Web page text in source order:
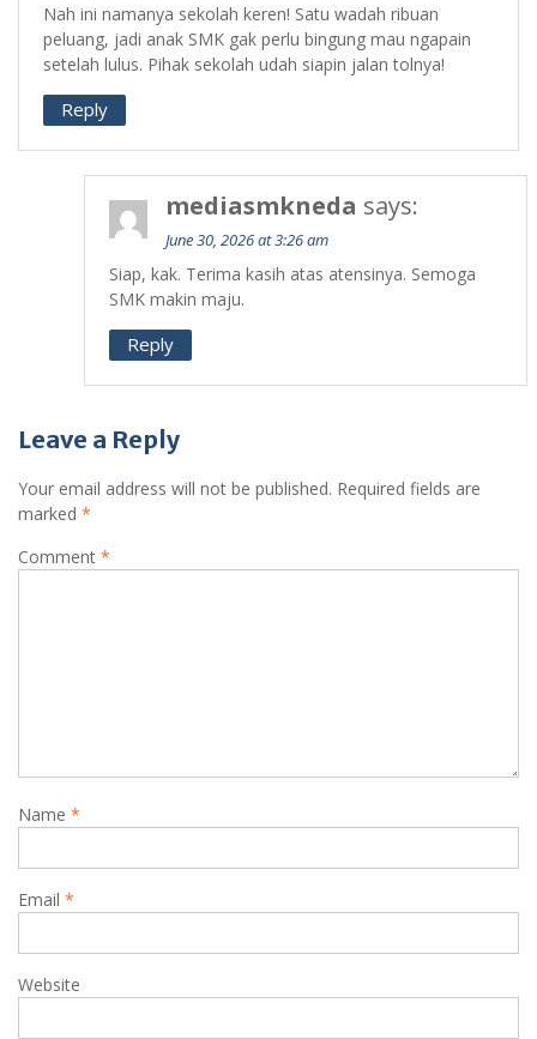
Nah ini namanya sekolah keren! Satu wadah ribuan
peluang, jadi anak SMK gak perlu bingung mau ngapain
setelah lulus. Pihak sekolah udah siapin jalan tolnya!
Reply
mediasmkneda says:
June 30, 2026 at 3:26 am
Siap, kak. Terima kasih atas atensinya. Semoga
SMK makin maju.
Reply
Leave a Reply
Your email address will not be published. Required fields are
marked *
Comment *
Name *
Email *
Website